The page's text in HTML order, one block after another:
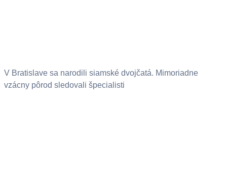
V Bratislave sa narodili siamské dvojčatá. Mimoriadne
vzácny pôrod sledovali špecialisti